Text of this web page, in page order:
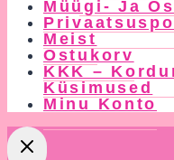
Müügi- Ja
Meist
Ostukorv
KKK –
Küsimused
Minu Konto